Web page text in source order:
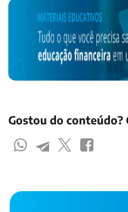
Gostou do conteúdo?